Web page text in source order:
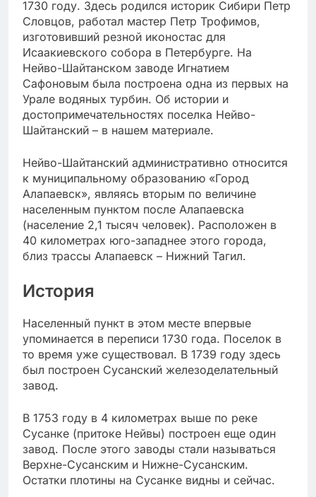
1730 году. Здесь родился историк Сибири Петр
Словцов, работал мастер Петр Трофимов,
изготовивший резной иконостас для
Исаакиевского собора в Петербурге. На
Нейво-Шайтанском заводе Игнатием
Сафоновым была построена одна из первых на
Урале водяных турбин. Об истории и
достопримечательностях поселка Нейво-
Шайтанский – в нашем материале.
Нейво-Шайтанский административно относится
к муниципальному образованию «Город
Алапаевск», являясь вторым по величине
населенным пунктом после Алапаевска
(население 2,1 тысяч человек). Расположен в
40 километрах юго-западнее этого города,
близ трассы Алапаевск – Нижний Тагил.
История
Населенный пункт в этом месте впервые
упоминается в переписи 1730 года. Поселок в
то время уже существовал. В 1739 году здесь
был построен Сусанский железоделательный
завод.
В 1753 году в 4 километрах выше по реке
Сусанке (притоке Нейвы) построен еще один
завод. После этого заводы стали называться
Верхне-Сусанским и Нижне-Сусанским.
Остатки плотины на Сусанке видны и сейчас.